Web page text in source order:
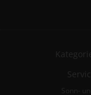
Sonn-